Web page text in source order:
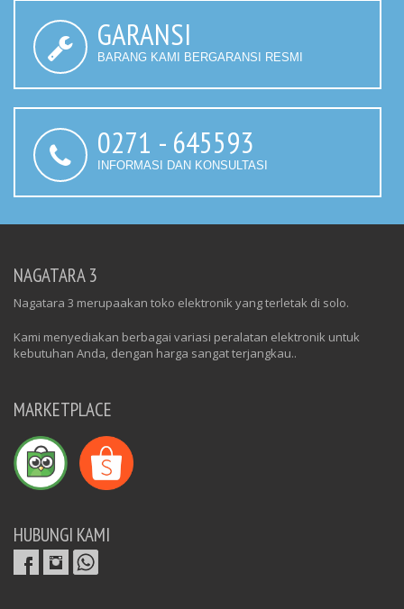
GARANSI
BARANG KAMI BERGARANSI RESMI
0271 - 645593
INFORMASI DAN KONSULTASI
NAGATARA 3
Nagatara 3 merupaakan toko elektronik yang terletak di solo.
Kami menyediakan berbagai variasi peralatan elektronik untuk
kebutuhan Anda, dengan harga sangat terjangkau..
MARKETPLACE
HUBUNGI KAMI